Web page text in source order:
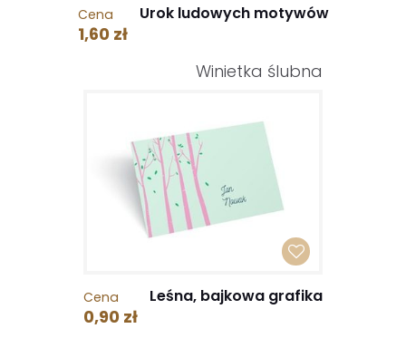
Cena
1,60 zł
Urok ludowych motywów
Winietka ślubna
Cena
0,90 zł
Leśna, bajkowa grafika